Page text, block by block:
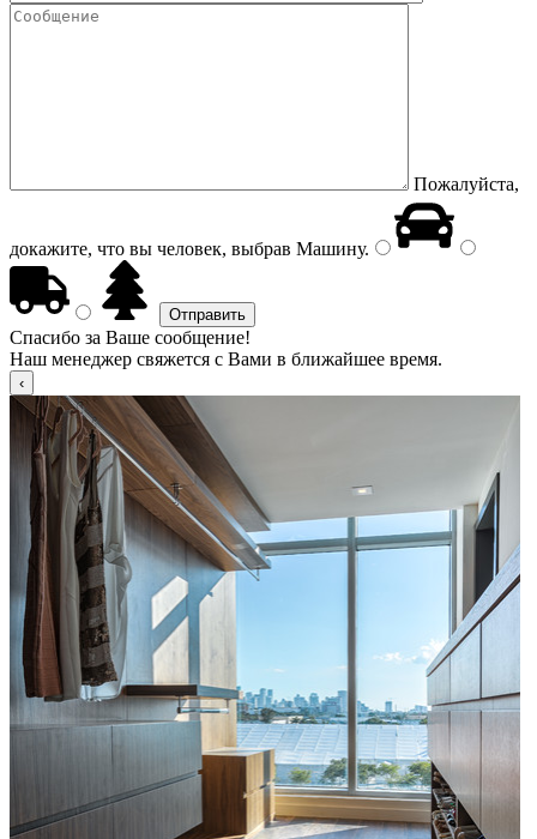
Пожалуйста,
докажите, что вы человек, выбрав Машину.
Спасибо за Ваше сообщение!
Наш менеджер свяжется с Вами в ближайшее время.